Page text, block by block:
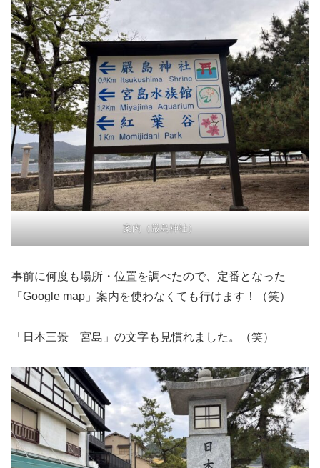
案内（厳島神社）
事前に何度も場所・位置を調べたので、定番となった
「Google map」案内を使わなくても行けます！（笑）
「日本三景 宮島」の文字も見慣れました。（笑）